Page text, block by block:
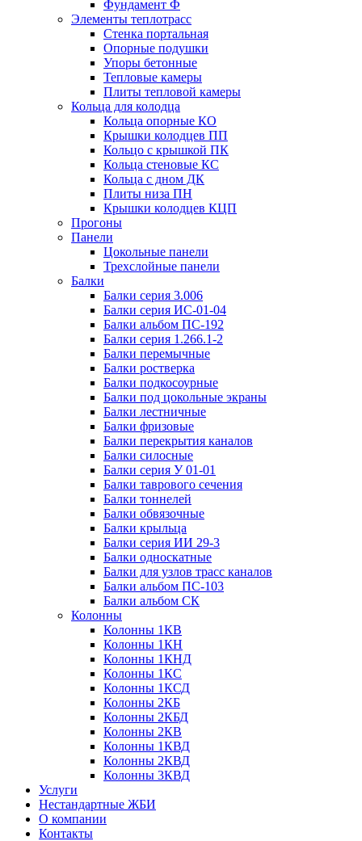
Фyндамент Ф
Элементы теплотрасс
Стенка портальная
Опорные подушки
Упоры бетонные
Тепловые камеры
Плиты тепловой камеры
Кольца для колодца
Кольца опорные КО
Крышки колодцев ПП
Кольцо с крышкой ПК
Кольца стеновые КС
Кольца с дном ДК
Плиты низа ПН
Крышки колодцев КЦП
Прогоны
Панели
Цокольные панели
Трехслойные панели
Балки
Балки серия 3.006
Балки серия ИС-01-04
Балки альбом ПС-192
Балки серия 1.266.1-2
Балки перемычные
Балки ростверка
Балки подкосоурные
Балки под цокольные экраны
Балки лестничные
Балки фризовые
Балки перекрытия каналов
Балки силосные
Балки серия У 01-01
Балки таврового сечения
Балки тоннелей
Балки обвязочные
Балки крыльца
Балки серия ИИ 29-3
Балки односкатные
Балки для узлов трасс каналов
Балки альбом ПС-103
Балки альбом СК
Колонны
Колонны 1КВ
Колонны 1КН
Колонны 1КНД
Колонны 1КС
Колонны 1КСД
Колонны 2КБ
Колонны 2КБД
Колонны 2КВ
Колонны 1КВД
Колонны 2КВД
Колонны 3КВД
Услуги
Нестандартные ЖБИ
О компании
Контакты